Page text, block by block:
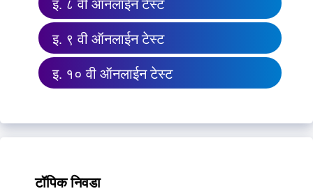
इ. ८ वी ऑनलाईन टेस्ट
इ. ९ वी ऑनलाईन टेस्ट
इ. १० वी ऑनलाईन टेस्ट
टॉपिक निवडा